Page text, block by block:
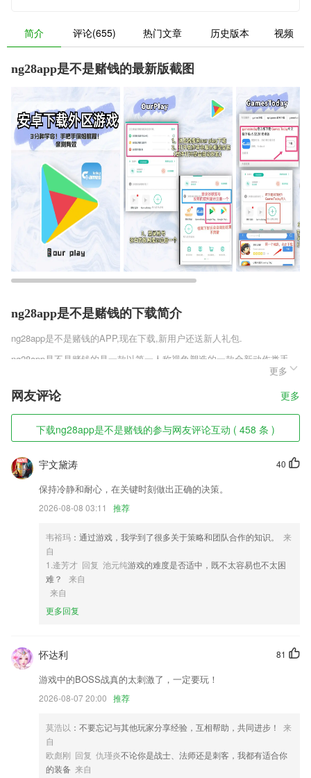
简介 评论(655) 热门文章 历史版本 视频
ng28app是不是赌钱的最新版截图
ng28app是不是赌钱的下载简介
ng28app是不是赌钱的APP,现在下载,新用户还送新人礼包.
ng28app是不是赌钱的是一款以第一人称视角塑造的一款全新动作类手
游，游戏中玩家扮演的是一名狮子，在这个弱肉强食的时代，你只有不断
的磨练自己的意志，增强自己的能力才能生存下去，这样你才能能够为这
个森林的强者!
ng28app是不是赌钱的软件特色
1,还有全套的装备资料都能够让你轻松备考，有最新的记忆方法，掌握更
多的知识。
2,转载自pp助手！
3,增强2265企业的管理能力与技术水平，提升企业信息化技术
5,专业、负责、耐心的客服引导，解决您的一切困惑。
6,使用团购、优惠券等促销手段，短时间吸引客户来进行消费
ng28app是不是赌钱的软件优势
1.家长通过美育宝APP可方便快捷地接收学校通知，导学任务，课堂作
2.支持在线一对一，课程自动生成录像，可随时查看。
3.带来的都是以儿童喜好为主的儿童绘本书籍，让更多人能够简单学习绘
本书籍；
4.精美的应用目录图标，工整的阅读体验
5.各种关于医学的知识点，难点重点都会进行详细的解析，用户可以实时
6.·针对某些题型，做针对性的练习
更多
网友评论 更多
下载ng28app是不是赌钱的参与网友评论互动 ( 458 条 )
40
宇文黛涛
保持冷静和耐心，在关键时刻做出正确的决策。
2026-08-08 03:11 推荐
韦裕玛 ：通过游戏，我学到了很多关于策略和团队合作的知识。
来
自
1.逄芳才 回复 池元纯游戏的难度是否适中，既不太容易也不太困
难？
来自
来自
更多回复
81
怀达利
游戏中的BOSS战真的太刺激了，一定要玩！
2026-08-07 20:00 推荐
莫浩以 ：不要忘记与其他玩家分享经验，互相帮助，共同进步！
来
自
欧彪刚 回复 仇瑾炎不论你是战士、法师还是刺客，我都有适合你
的装备 来自